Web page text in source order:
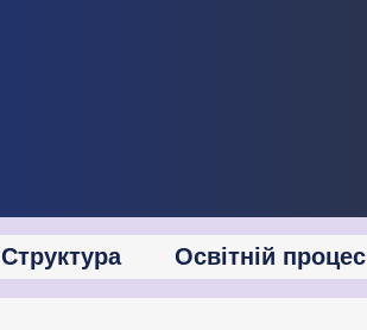
Структура Освітній процес